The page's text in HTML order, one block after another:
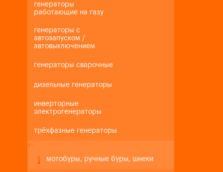
генераторы
работающие на газу
генераторы с
автозапуском /
автовыключением
генераторы сварочные
дизельные генераторы
инверторные
электрогенераторы
трёхфазные генераторы
+-
мотобуры, ручные буры, шнеки